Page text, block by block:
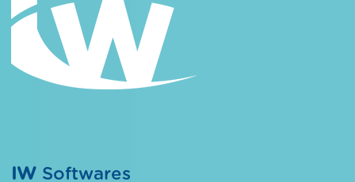
IW Softwares